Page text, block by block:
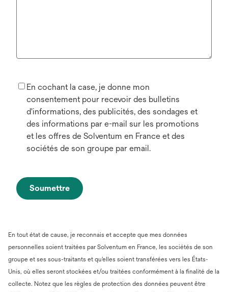
En cochant la case, je donne mon
consentement pour recevoir des bulletins
d'informations, des publicités, des sondages et
des informations par e-mail sur les promotions
et les offres de Solventum en France et des
sociétés de son groupe par email.
Soumettre
En tout état de cause, je reconnais et accepte que mes données
personnelles soient traitées par Solventum en France, les sociétés de son
groupe et ses sous-traitants et qu'elles soient transférées vers les États-
Unis, où elles seront stockées et/ou traitées conformément à la finalité de la
collecte. Notez que les règles de protection des données peuvent être